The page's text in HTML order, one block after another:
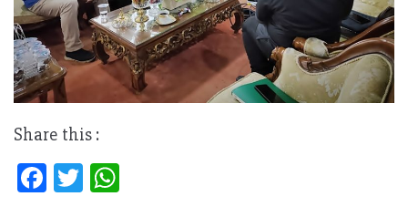
Share this :
Fa T